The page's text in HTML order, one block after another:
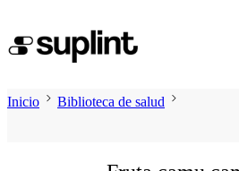
Inicio Biblioteca de salud